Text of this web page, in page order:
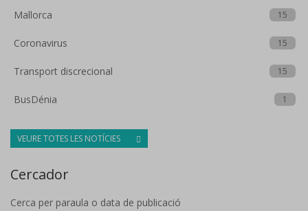
Mallorca 15
Coronavirus 15
Transport discrecional 15
BusDénia 1
VEURE TOTES LES NOTÍCIES
Cercador
Cerca per paraula o data de publicació